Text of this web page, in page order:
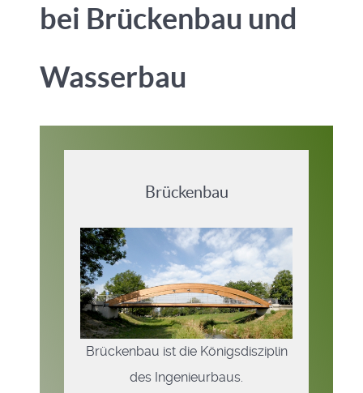
bei Brückenbau und
Wasserbau
Brückenbau
Brückenbau ist die Königsdisziplin
des Ingenieurbaus.